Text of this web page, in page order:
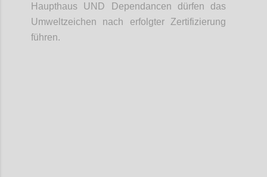
Haupthaus UND Dependancen dürfen das
Umweltzeichen nach erfolgter Zertifizierung
führen.